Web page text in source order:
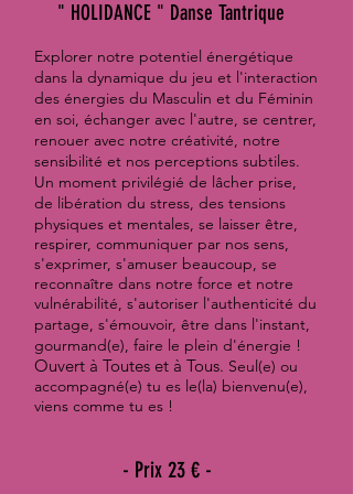
" HOLIDANCE " Danse Tantrique
Explorer notre potentiel énergétique
dans la dynamique du jeu et l'interaction
des énergies du Masculin et du Féminin
en soi, échanger avec l'autre, se centrer,
renouer avec notre créativité, notre
sensibilité et nos perceptions subtiles.
Un moment privilégié de lâcher prise,
de libération du stress, des tensions
physiques et mentales, se laisser être,
respirer, communiquer par nos sens,
s'exprimer, s'amuser beaucoup, se
reconnaître dans notre force et notre
vulnérabilité, s'autoriser l'authenticité du
partage, s'émouvoir, être dans l'instant,
gourmand(e), faire le plein d'énergie !
Ouvert à Toutes et à Tous. Seul(e) ou
accompagné(e) tu es le(la) bienvenu(e),
viens comme tu es !
- Prix 23 € -